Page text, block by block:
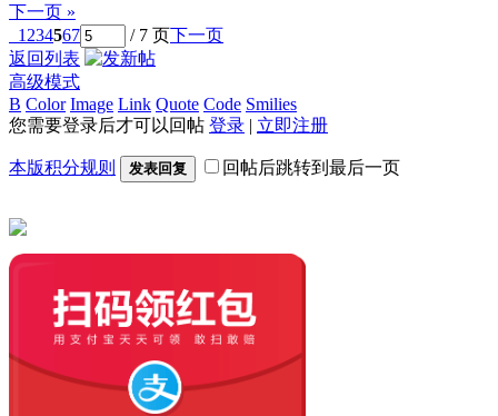
下一页 »
1 234567 / 7 页下一页
返回列表
高级模式
B Color Image Link Quote Code Smilies
您需要登录后才可以回帖 登录 | 立即注册
本版积分规则 发表回复 回帖后跳转到最后一页